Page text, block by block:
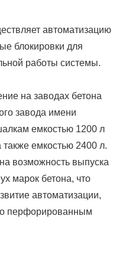
автоматизацию
блокировки для
работы системы.
на заводах бетона
завода имени
емкостью 1200 л
емкостью 2400 л.
возможность выпуска
марок бетона, что
автоматизации,
перфорированным